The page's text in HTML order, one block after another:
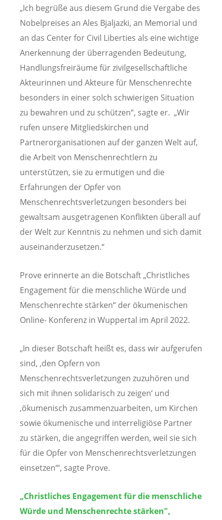
„Ich begrüße aus diesem Grund die Vergabe des
Nobelpreises an Ales Bjaljazki, an Memorial und
an das Center for Civil Liberties als eine wichtige
Anerkennung der überragenden Bedeutung,
Handlungsfreiräume für zivilgesellschaftliche
Akteurinnen und Akteure für Menschenrechte
besonders in einer solch schwierigen Situation
zu bewahren und zu schützen“, sagte er. „Wir
rufen unsere Mitgliedskirchen und
Partnerorganisationen auf der ganzen Welt auf,
die Arbeit von Menschenrechtlern zu
unterstützen, sie zu ermutigen und die
Erfahrungen der Opfer von
Menschenrechtsverletzungen besonders bei
gewaltsam ausgetragenen Konflikten überall auf
der Welt zur Kenntnis zu nehmen und sich damit
auseinanderzusetzen.“
Prove erinnerte an die Botschaft „Christliches
Engagement für die menschliche Würde und
Menschenrechte stärken“ der ökumenischen
Online- Konferenz in Wuppertal im April 2022.
„In dieser Botschaft heißt es, dass wir aufgerufen
sind, ‚den Opfern von
Menschenrechtsverletzungen zuzuhören und
sich mit ihnen solidarisch zu zeigen‘ und
‚ökumenisch zusammenzuarbeiten, um Kirchen
sowie ökumenische und interreligiöse Partner
zu stärken, die angegriffen werden, weil sie sich
für die Opfer von Menschenrechtsverletzungen
einsetzen‘“, sagte Prove.
„Christliches Engagement für die menschliche
Würde und Menschenrechte stärken",